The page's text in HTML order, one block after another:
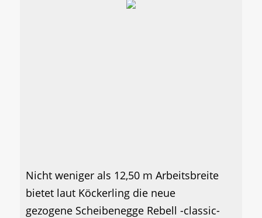
Nicht weniger als 12,50 m Arbeitsbreite
bietet laut Köckerling die neue
gezogene Scheibenegge Rebell -classic-